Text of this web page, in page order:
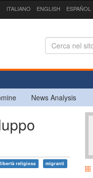
ITALIANO ENGLISH ESPAÑOL
News Analysis
libertà religiosa migranti